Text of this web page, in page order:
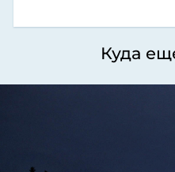
Куда